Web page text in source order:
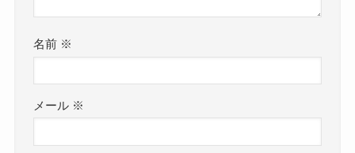
名前 ※
メール ※